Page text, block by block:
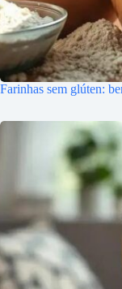
Farinhas sem glúten: